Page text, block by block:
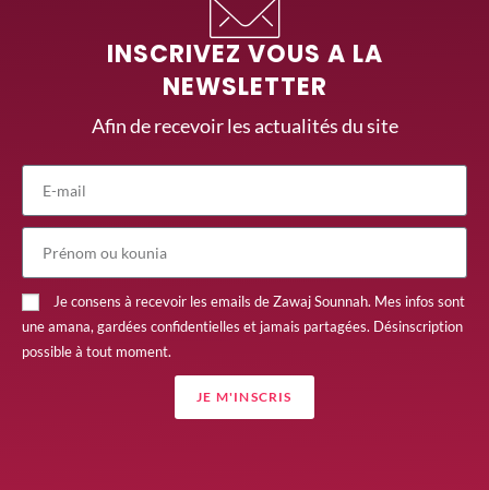
INSCRIVEZ VOUS A LA
NEWSLETTER
Afin de recevoir les actualités du site
Je consens à recevoir les emails de Zawaj Sounnah. Mes infos sont
une amana, gardées confidentielles et jamais partagées. Désinscription
possible à tout moment.
JE M'INSCRIS